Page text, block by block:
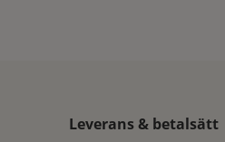
Leverans & betalsätt